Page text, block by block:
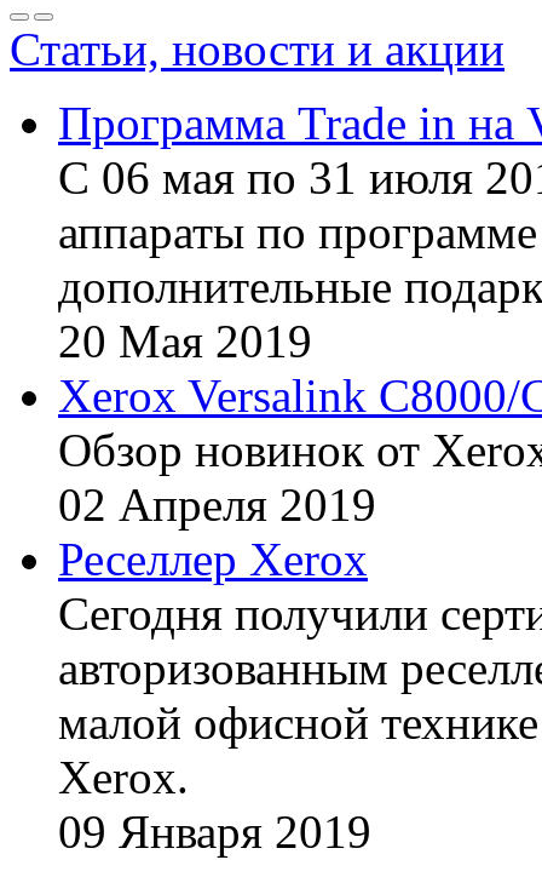
Статьи, новости и акции
Программа Trade in на
С 06 мая по 31 июля
аппараты по
дополнительные
20 Мая 2019
Xerox Versalink C8000/
Обзор новинок от
02 Апреля 2019
Реселлер Xerox
Сегодня получили
авторизованным
малой офисной
Xerox.
09 Января 2019